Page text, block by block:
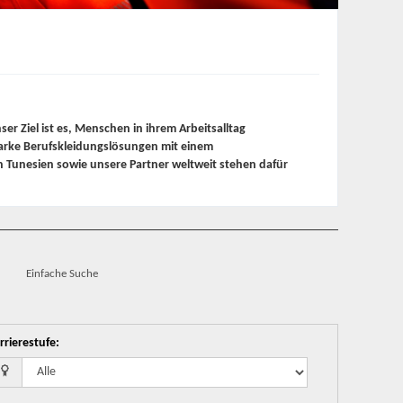
Ziel ist es, Menschen in ihrem Arbeitsalltag
Berufskleidungslösungen mit einem
sowie unsere Partner weltweit stehen dafür
Einfache Suche
: